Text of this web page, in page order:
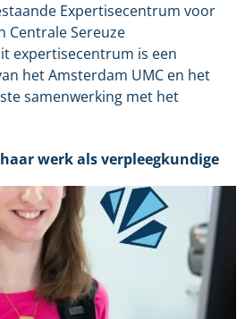
Expertisecentrum voor
Centrale Sereuze
expertisecentrum is een
het Amsterdam UMC en het
samenwerking met het
werk als verpleegkundige